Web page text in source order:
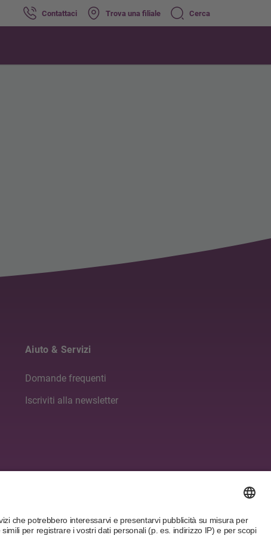
Contattaci Trova una filiale Cerca
Aiuto & Servizi
Domande frequenti
Iscriviti alla newsletter
Seguici